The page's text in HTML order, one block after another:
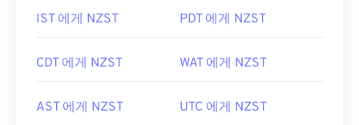
IST 에게 NZST PDT 에게 NZST
CDT 에게 NZST WAT 에게 NZST
AST 에게 NZST UTC 에게 NZST